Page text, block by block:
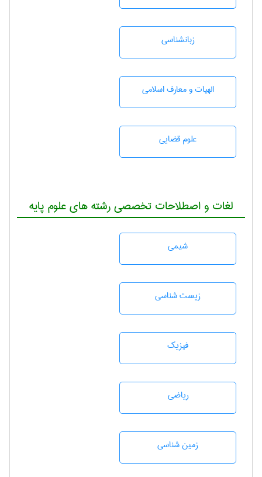
زبانشناسی
الهیات و معارف اسلامی
علوم قضایی
لغات و اصطلاحات تخصصی رشته های علوم پایه
شيمی
زيست شناسی
فیزیک
رياضی
زمين شناسی